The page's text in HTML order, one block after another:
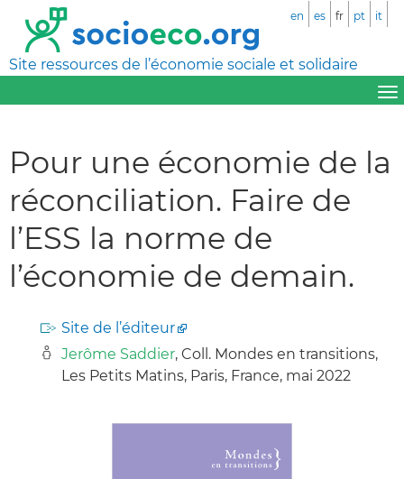
Site ressources de l’économie sociale et solidaire
en es fr pt it
Pour une économie de la
réconciliation. Faire de
l’ESS la norme de
l’économie de demain.
Site de l’éditeur
Jerôme Saddier, Coll. Mondes en transitions,
Les Petits Matins, Paris, France, mai 2022